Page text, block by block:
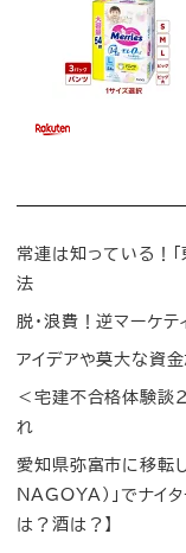
常連は知っている！
法
脱・浪費！逆マーケ
アイデアや莫大な資
＜宅建不合格体験談
れ
愛知県弥富市に移転
NAGOYA）」でナイ
は？酒は？】